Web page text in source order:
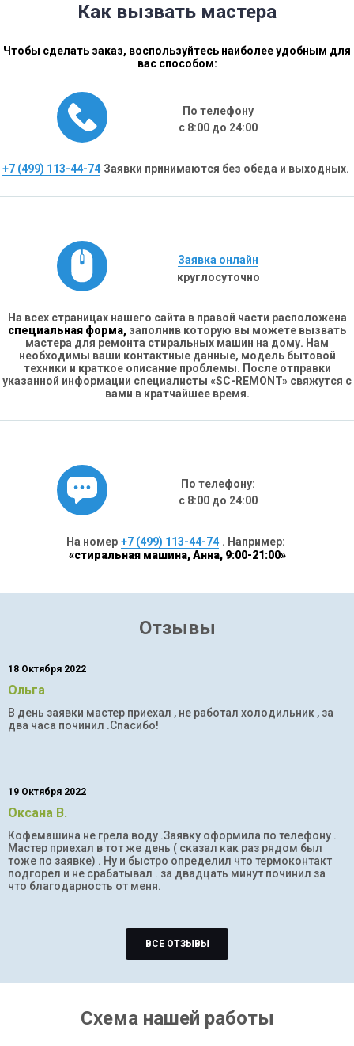
Как вызвать мастера
Чтобы сделать заказ, воспользуйтесь наиболее удобным для
вас способом:
По телефону
с 8:00 до 24:00
+7 (499) 113-44-74 Заявки принимаются без обеда и выходных.
Заявка онлайн
круглосуточно
На всех страницах нашего сайта в правой части расположена
специальная форма, заполнив которую вы можете вызвать
мастера для ремонта стиральных машин на дому. Нам
необходимы ваши контактные данные, модель бытовой
техники и краткое описание проблемы. После отправки
указанной информации специалисты «SC-REMONT» свяжутся с
вами в кратчайшее время.
По телефону:
с 8:00 до 24:00
На номер +7 (499) 113-44-74 . Например:
«стиральная машина, Анна, 9:00-21:00»
Отзывы
18 Октября 2022
Ольга
В день заявки мастер приехал , не работал холодильник , за
два часа починил .Спасибо!
19 Октября 2022
Оксана В.
Кофемашина не грела воду .Заявку оформила по телефону .
Мастер приехал в тот же день ( сказал как раз рядом был
тоже по заявке) . Ну и быстро определил что термоконтакт
подгорел и не срабатывал . за двадцать минут починил за
что благодарность от меня.
ВСЕ ОТЗЫВЫ
Схема нашей работы